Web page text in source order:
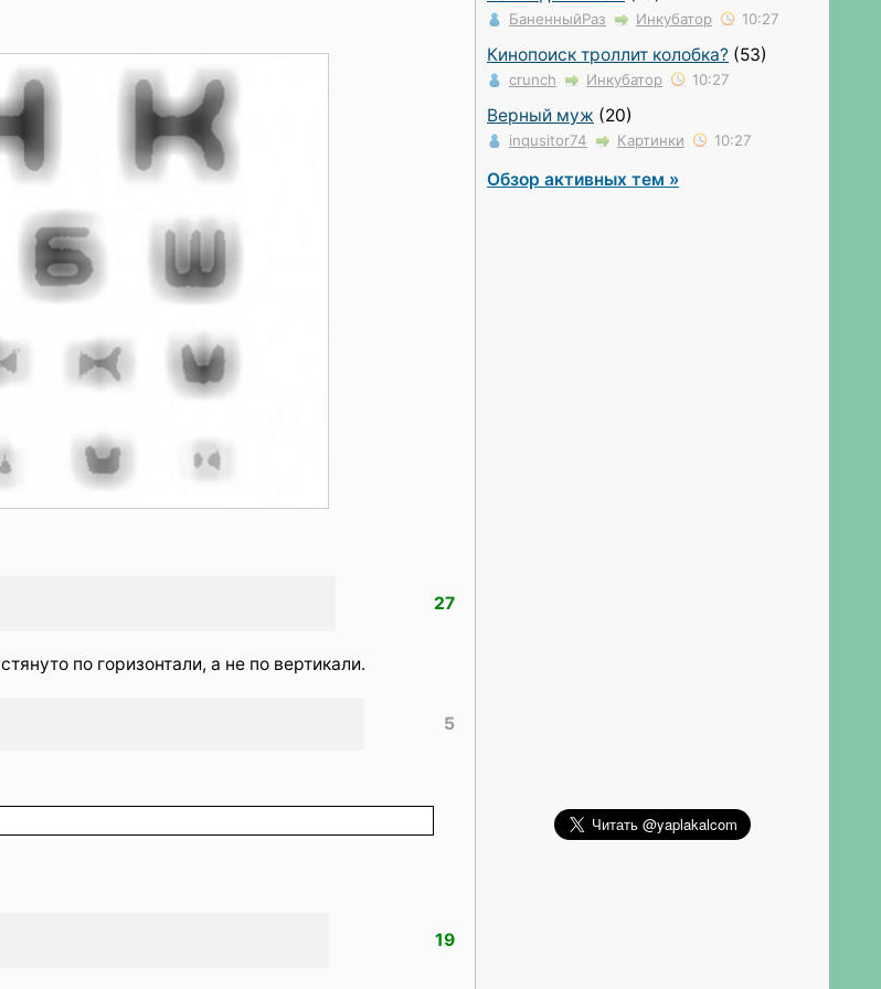
27
по горизонтали, а не по вертикали.
5
19
БаненныйРаз Инкубатор 10:27
Кинопоиск троллит колобка? (53)
crunch Инкубатор 10:27
Верный муж (20)
inqusitor74 Картинки 10:27
Обзор активных тем »